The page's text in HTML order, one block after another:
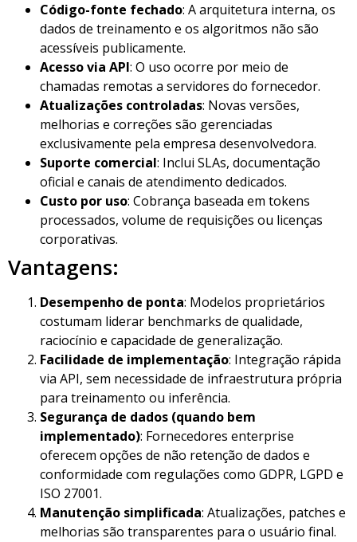
Código-fonte fechado: A arquitetura interna, os
dados de treinamento e os algoritmos não são
acessíveis publicamente.
Acesso via API: O uso ocorre por meio de
chamadas remotas a servidores do fornecedor.
Atualizações controladas: Novas versões,
melhorias e correções são gerenciadas
exclusivamente pela empresa desenvolvedora.
Suporte comercial: Inclui SLAs, documentação
oficial e canais de atendimento dedicados.
Custo por uso: Cobrança baseada em tokens
processados, volume de requisições ou licenças
corporativas.
Vantagens:
Desempenho de ponta: Modelos proprietários
costumam liderar benchmarks de qualidade,
raciocínio e capacidade de generalização.
Facilidade de implementação: Integração rápida
via API, sem necessidade de infraestrutura própria
para treinamento ou inferência.
Segurança de dados (quando bem
implementado): Fornecedores enterprise
oferecem opções de não retenção de dados e
conformidade com regulações como GDPR, LGPD e
ISO 27001.
Manutenção simplificada: Atualizações, patches e
melhorias são transparentes para o usuário final.